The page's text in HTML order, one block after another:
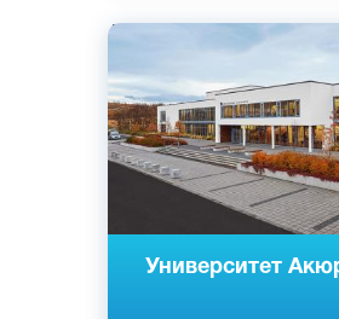
Университет
Английский
Акюрейри, Исландия
Государственный